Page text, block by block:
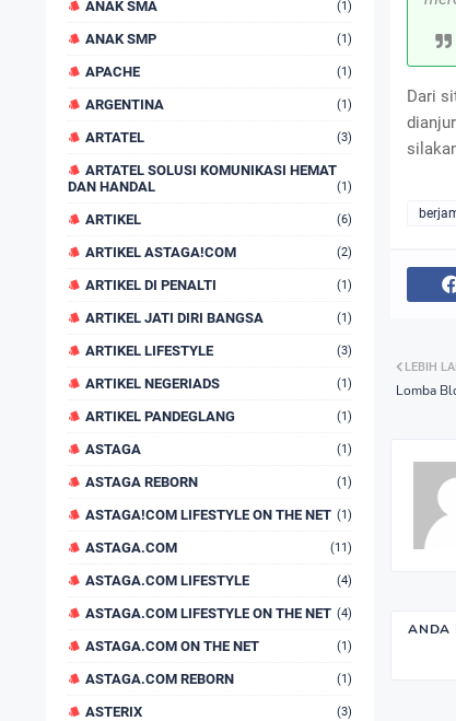
ANAK SMA (1)
ANAK SMP (1)
APACHE (1)
ARGENTINA (1)
ARTATEL (3)
ARTATEL SOLUSI KOMUNIKASI HEMAT
DAN HANDAL
(1)
ARTIKEL (6)
ARTIKEL ASTAGA!COM (2)
ARTIKEL DI PENALTI (1)
ARTIKEL JATI DIRI BANGSA (1)
ARTIKEL LIFESTYLE (3)
ARTIKEL NEGERIADS (1)
ARTIKEL PANDEGLANG (1)
ASTAGA (1)
ASTAGA REBORN (1)
ASTAGA!COM LIFESTYLE ON THE NET (1)
ASTAGA.COM (11)
ASTAGA.COM LIFESTYLE (4)
ASTAGA.COM LIFESTYLE ON THE NET (4)
ASTAGA.COM ON THE NET (1)
ASTAGA.COM REBORN (1)
ASTERIX (3)
Dari
LEBIH
Lomba
ANDA